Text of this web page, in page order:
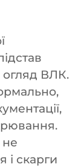
огляд ВЛК.
не
і скарги